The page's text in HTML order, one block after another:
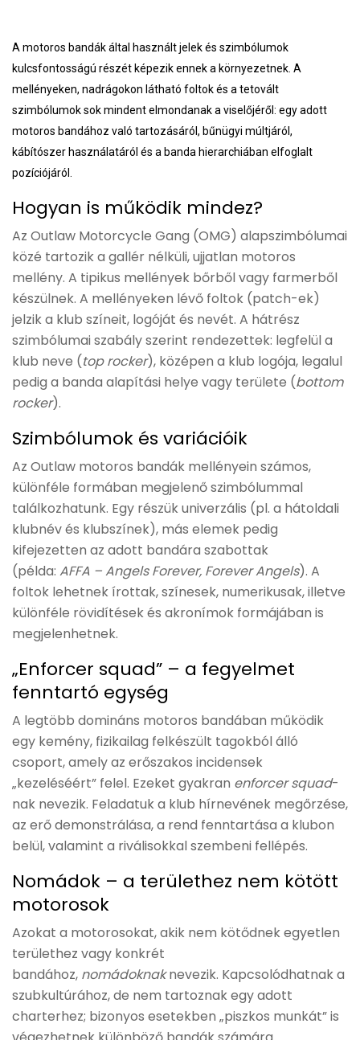
A motoros bandák által használt jelek és szimbólumok
kulcsfontosságú részét képezik ennek a környezetnek. A
mellényeken, nadrágokon látható foltok és a tetovált
szimbólumok sok mindent elmondanak a viselőjéről: egy adott
motoros bandához való tartozásáról, bűnügyi múltjáról,
kábítószer használatáról és a banda hierarchiában elfoglalt
pozíciójáról.
Hogyan is működik mindez?
Az Outlaw Motorcycle Gang (OMG) alapszimbólumai
közé tartozik a gallér nélküli, ujjatlan motoros
mellény. A tipikus mellények bőrből vagy farmerből
készülnek. A mellényeken lévő foltok (patch-ek)
jelzik a klub színeit, logóját és nevét. A hátrész
szimbólumai szabály szerint rendezettek: legfelül a
klub neve (top rocker), középen a klub logója, legalul
pedig a banda alapítási helye vagy területe (bottom
rocker).
Szimbólumok és variációik
Az Outlaw motoros bandák mellényein számos,
különféle formában megjelenő szimbólummal
találkozhatunk. Egy részük univerzális (pl. a hátoldali
klubnév és klubszínek), más elemek pedig
kifejezetten az adott bandára szabottak
(példa: AFFA – Angels Forever, Forever Angels). A
foltok lehetnek írottak, színesek, numerikusak, illetve
különféle rövidítések és akronímok formájában is
megjelenhetnek.
„Enforcer squad” – a fegyelmet
fenntartó egység
A legtöbb domináns motoros bandában működik
egy kemény, fizikailag felkészült tagokból álló
csoport, amely az erőszakos incidensek
„kezeléséért” felel. Ezeket gyakran enforcer squad-
nak nevezik. Feladatuk a klub hírnevének megőrzése,
az erő demonstrálása, a rend fenntartása a klubon
belül, valamint a riválisokkal szembeni fellépés.
Nomádok – a területhez nem kötött
motorosok
Azokat a motorosokat, akik nem kötődnek egyetlen
területhez vagy konkrét
bandához, nomádoknak nevezik. Kapcsolódhatnak a
szubkultúrához, de nem tartoznak egy adott
charterhez; bizonyos esetekben „piszkos munkát” is